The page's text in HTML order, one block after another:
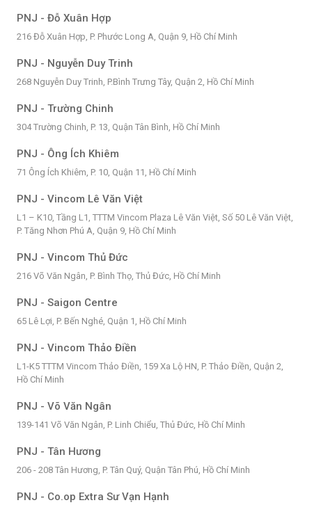
PNJ - Đỗ Xuân Hợp
216 Đỗ Xuân Hợp, P. Phước Long A, Quận 9, Hồ Chí Minh
PNJ - Nguyễn Duy Trinh
268 Nguyễn Duy Trinh, P.Bình Trưng Tây, Quận 2, Hồ Chí Minh
PNJ - Trường Chinh
304 Trường Chinh, P. 13, Quận Tân Bình, Hồ Chí Minh
PNJ - Ông Ích Khiêm
71 Ông Ích Khiêm, P. 10, Quận 11, Hồ Chí Minh
PNJ - Vincom Lê Văn Việt
L1 – K10, Tầng L1, TTTM Vincom Plaza Lê Văn Việt, Số 50 Lê Văn Việt,
P. Tăng Nhơn Phú A, Quận 9, Hồ Chí Minh
PNJ - Vincom Thủ Đức
216 Võ Văn Ngân, P. Bình Thọ, Thủ Đức, Hồ Chí Minh
PNJ - Saigon Centre
65 Lê Lợi, P. Bến Nghé, Quận 1, Hồ Chí Minh
PNJ - Vincom Thảo Điền
L1-K5 TTTM Vincom Thảo Điền, 159 Xa Lộ HN, P. Thảo Điền, Quận 2,
Hồ Chí Minh
PNJ - Võ Văn Ngân
139-141 Võ Văn Ngân, P. Linh Chiểu, Thủ Đức, Hồ Chí Minh
PNJ - Tân Hương
206 - 208 Tân Hương, P. Tân Quý, Quận Tân Phú, Hồ Chí Minh
PNJ - Co.op Extra Sư Vạn Hạnh